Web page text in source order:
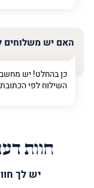
האם יש משלוחים
כן בהחלט! יש
השילוח לפי
חוות
יש לך